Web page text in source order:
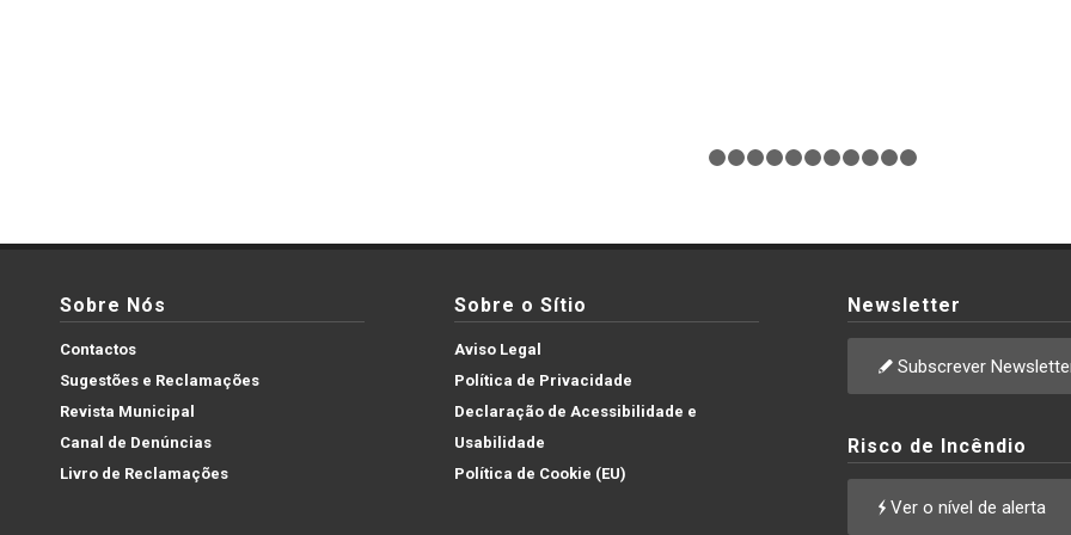
1 2 3 4 5 6
Sobre Nós
Contactos
Sugestões e Reclamações
Revista Municipal
Canal de Denúncias
Livro de Reclamações
Sobre o Sítio
Aviso Legal
Política de Privacidade
Declaração de Acessibilidade e
Usabilidade
Política de Cookie (EU)
Newsletter
Subscrever
Risco de Incêndio
Ver o nível de alerta